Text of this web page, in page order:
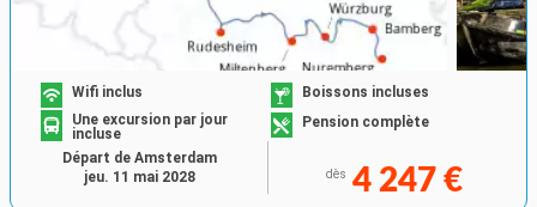
Wifi inclus
Boissons incluses
Une excursion par jour
incluse
Pension complète
dès 4 247 €
Départ de Amsterdam
jeu. 11 mai 2028